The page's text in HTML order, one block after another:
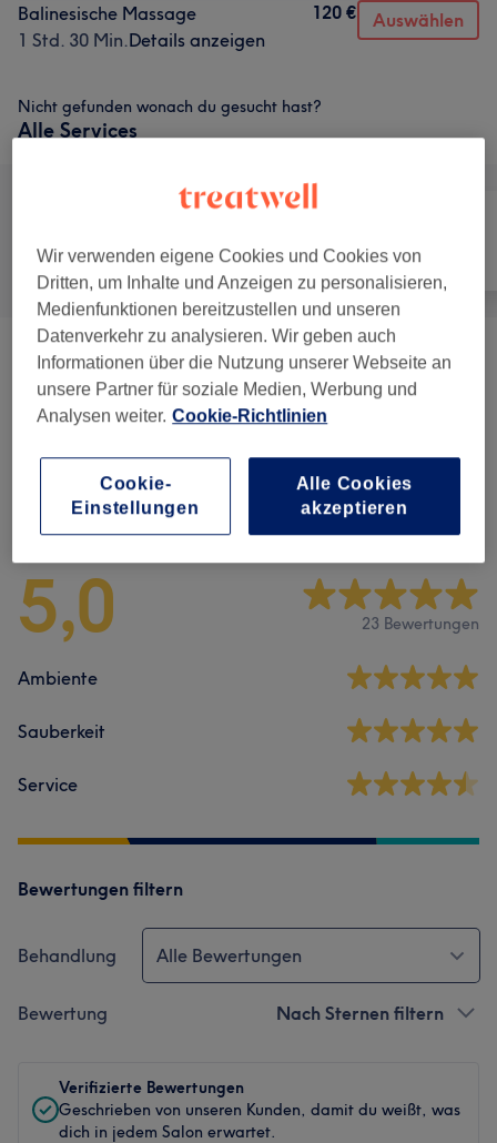
Balinesische Massage
1 Std. 30 Min.Details anzeigen
120 € Auswählen
Nicht gefunden wonach du gesucht hast?
Alle Services
Alle Massage
Wellness Massagen (6) ab 50 €
Therapeutische Massagen (6)
Salonbewertungen
5,0 23 Bewertungen
Ambiente
Sauberkeit
Service
Bewertungen filtern
Behandlung Alle Bewertungen
Bewertung Nach Sternen filtern
Verifizierte Bewertungen
Geschrieben von unseren Kunden, damit du weißt, was
dich in jedem Salon erwartet.
Wir verwenden eigene Cookies und Cookies von
Dritten, um Inhalte und Anzeigen zu personalisieren,
Medienfunktionen bereitzustellen und unseren
Datenverkehr zu analysieren. Wir geben auch
Informationen über die Nutzung unserer Webseite an
unsere Partner für soziale Medien, Werbung und
Analysen weiter. Cookie-Richtlinien
Cookie-
Einstellungen
Alle Cookies
akzeptieren